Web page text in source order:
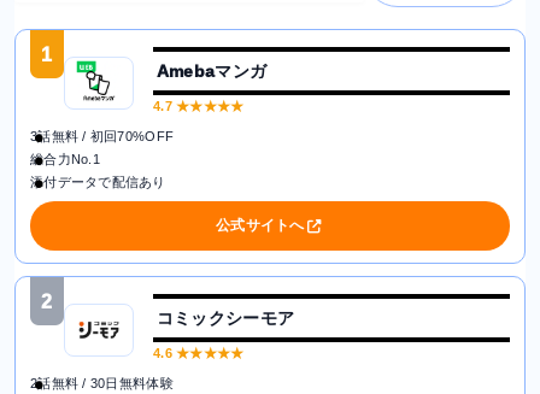
1
Amebaマンガ
4.7★★★★★
3話無料 / 初回70%OFF
総合力No.1
添付データで配信あり
公式サイトへ
2
コミックシーモア
4.6★★★★★
2話無料 / 30日無料体験